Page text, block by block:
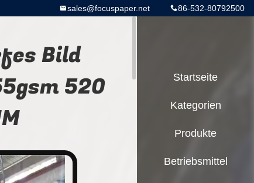
86-532-80792500
sales@focuspaper.net
Bild
520
Startseite
Kategorien
Produkte
Betriebsmittel